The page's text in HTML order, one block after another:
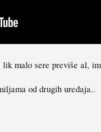
malo sere previše al,
od drugih uređaja..